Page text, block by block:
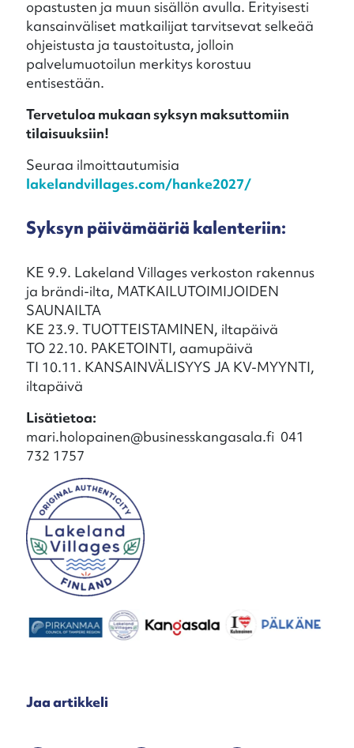
opastusten ja muun sisällön avulla. Erityisesti
kansainväliset matkailijat tarvitsevat selkeää
ohjeistusta ja taustoitusta, jolloin
palvelumuotoilun merkitys korostuu
entisestään.
Tervetuloa mukaan syksyn maksuttomiin
tilaisuuksiin!
Seuraa ilmoittautumisia
lakelandvillages.com/hanke2027/
Syksyn päivämääriä kalenteriin:
KE 9.9. Lakeland Villages verkoston rakennus
ja brändi-ilta, MATKAILUTOIMIJOIDEN
SAUNAILTA
KE 23.9. TUOTTEISTAMINEN, iltapäivä
TO 22.10. PAKETOINTI, aamupäivä
TI 10.11. KANSAINVÄLISYYS JA KV-MYYNTI,
iltapäivä
Lisätietoa:
mari.holopainen@businesskangasala.fi 041
732 1757
Jaa artikkeli